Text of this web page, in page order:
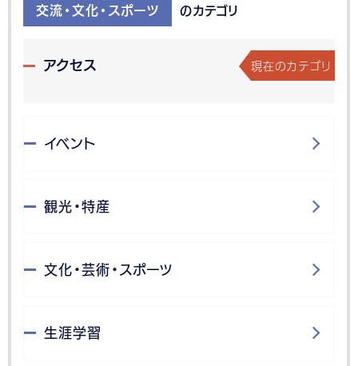
交流・文化・スポーツ のカテゴリ
アクセス 現在のカテゴリ
イベント
観光・特産
文化・芸術・スポーツ
生涯学習